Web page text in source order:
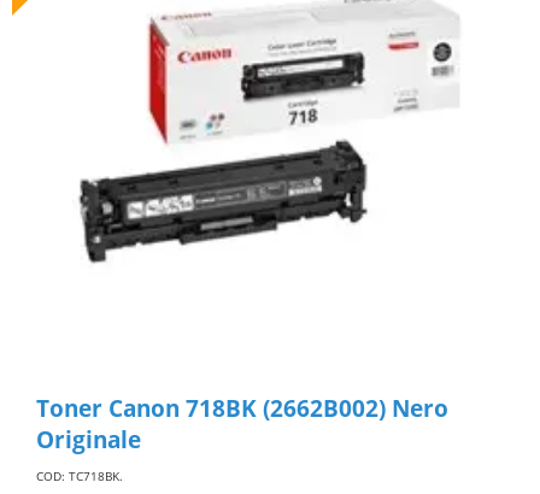
Toner Canon 718BK (2662B002) Nero
Originale
COD: TC718BK.